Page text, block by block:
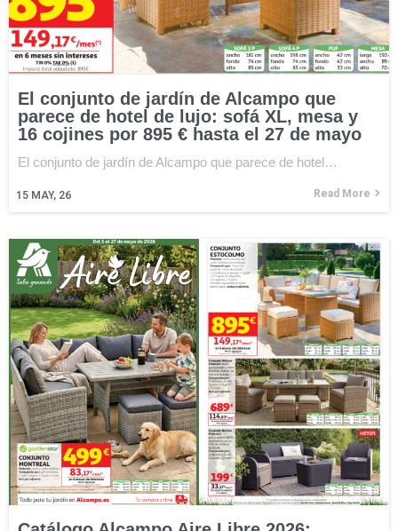
El conjunto de jardín de Alcampo que
parece de hotel de lujo: sofá XL, mesa y
16 cojines por 895 € hasta el 27 de mayo
15 MAY, 26
El conjunto de jardín de Alcampo que parece de hotel…
Read More